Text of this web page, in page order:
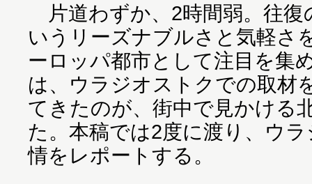
片道わずか、2時間弱。往復
いうリーズナブルさと気軽さ
ーロッパ都市として注目を集
は、ウラジオストクでの取材
てきたのが、街中で見かける
た。本稿では2度に渡り、ウ
情をレポートする。